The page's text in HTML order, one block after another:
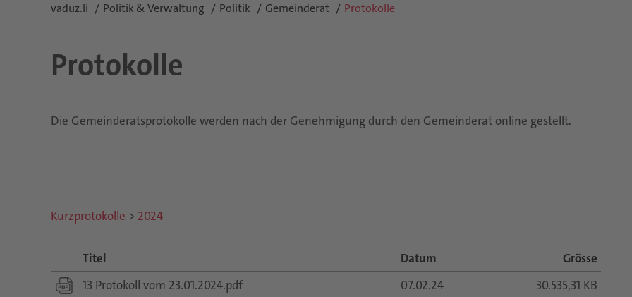
vaduz.li Politik & Verwaltung Politik Gemeinderat Protokolle
Protokolle
Die Gemeinderatsprotokolle werden nach der Genehmigung durch den Gemeinderat online gestellt.
Kurzprotokolle > 2024
Titel Datum
Grösse
13 Protokoll vom 23.01.2024.pdf
07.02.24
30.535,31 KB